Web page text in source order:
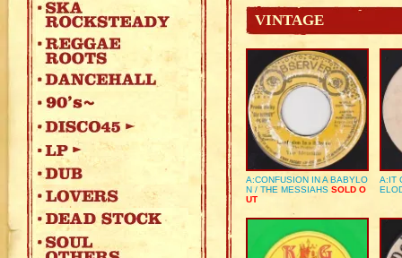
VINTAGE
A:CONFUSION IN A BABYLO
N / THE MESSIAHS SOLD O
UT
A:IT